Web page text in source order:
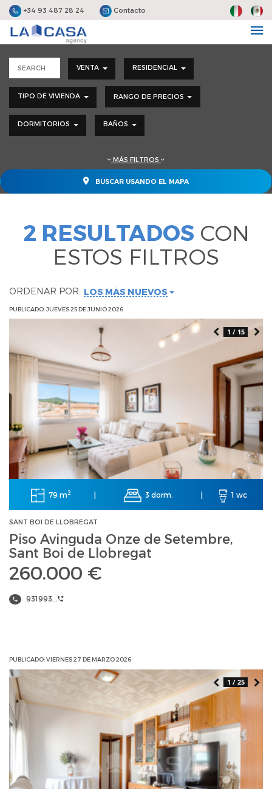
+34 93 487 28 24 Contacto
VENTA RESIDENCIAL
TIPO DE VIVIENDA RANGO DE PRECIOS
DORMITORIOS BAÑOS
MÁS FILTROS
BUSCAR USANDO EL MAPA
2 RESULTADOS CON
ESTOS FILTROS
ORDENAR POR: LOS MÁS NUEVOS
PUBLICADO: JUEVES 25 DE JUNIO 2026
1 / 15
79 m2 3 dorm. 1 wc
SANT BOI DE LLOBREGAT
Piso Avinguda Onze de Setembre,
Sant Boi de Llobregat
260.000 €
931993...
PUBLICADO: VIERNES 27 DE MARZO 2026
1 / 25